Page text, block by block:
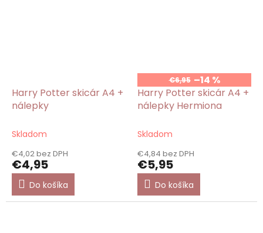
Harry Potter skicár A4 +
nálepky
Skladom
€4,02 bez DPH
€4,95
Do košíka
€6,95 –14 %
Harry Potter skicár A4 +
nálepky Hermiona
Skladom
€4,84 bez DPH
€5,95
Do košíka